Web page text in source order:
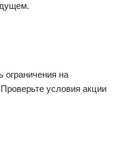
ограничения на
условия акции